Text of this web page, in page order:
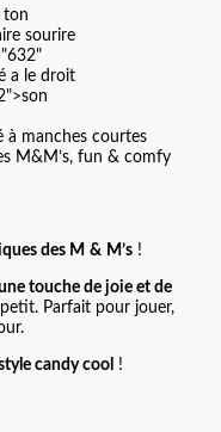
à manches courtes
M&M’s, fun & comfy
des M & M’s !
touche de joie et de
Parfait pour jouer,
candy cool !